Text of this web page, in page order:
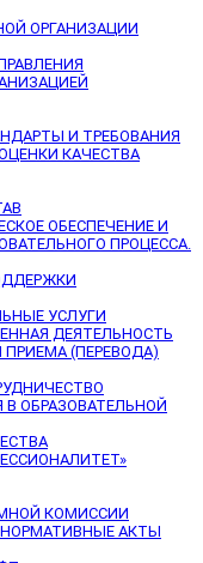
ОРГАНИЗАЦИИ
И ТРЕБОВАНИЯ
КАЧЕСТВА
ОБЕСПЕЧЕНИЕ И
ПРОЦЕССА.
УСЛУГИ
ДЕЯТЕЛЬНОСТЬ
(ПЕРЕВОДА)
ОБРАЗОВАТЕЛЬНОЙ
КОМИССИИ
АКТЫ